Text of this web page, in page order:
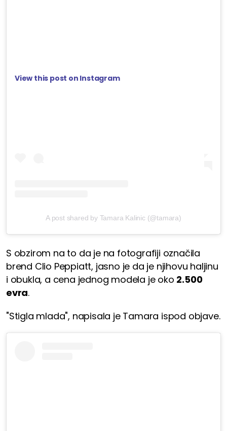
View this post on Instagram
A post shared by Tamara Kalinic (@tamara)
S obzirom na to da je na fotografiji označila
brend Clio Peppiatt, jasno je da je njihovu haljinu
i obukla, a cena jednog modela je oko 2.500
evra.
"Stigla mlada", napisala je Tamara ispod objave.